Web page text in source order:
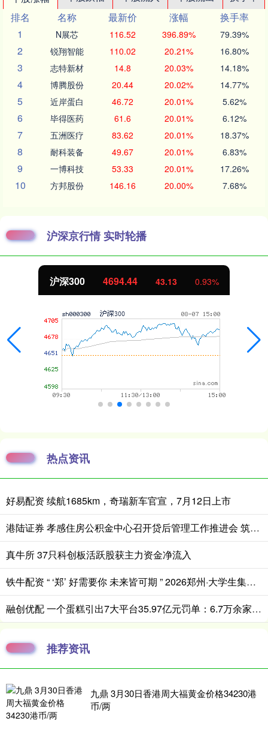
排名
名称 最新价 涨幅
换手率
1
N展芯 116.52 396.89% 79.39%
2 锐翔智能 110.02 20.21% 16.80%
3 志特新材 14.8 20.03% 14.18%
4 博腾股份 20.44 20.02% 14.77%
5 近岸蛋白 46.72 20.01% 5.62%
6 毕得医药 61.6 20.01% 6.12%
7 五洲医疗 83.62 20.01% 18.37%
8 耐科装备 49.67 20.01% 6.83%
9 一博科技 53.33 20.01% 17.26%
10 方邦股份 146.16 20.00% 7.68%
沪深京行情 实时轮播
沪深300 4694.44 43.13 0.93%
热点资讯
好易配资 续航1685km，奇瑞新车官宣，7月12日上市
港陆证券 孝感住房公积金中心召开贷后管理工作推进会 筑牢资金安全防线
真牛所 37只科创板活跃股获主力资金净流入
铁牛配资 “ ‘郑’ 好需要你 未来皆可期 ” 2026郑州·大学生集中毕业典礼举行
融创优配 一个蛋糕引出7大平台35.97亿元罚单：6.7万余家“幽灵店铺”黑产调查
推荐资讯
九鼎 3月30日香港周大福黄金价格34230港
币/两